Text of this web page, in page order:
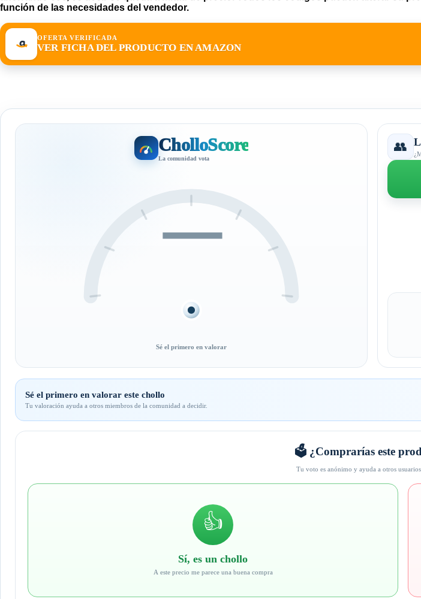
función de las necesidades del vendedor.
OFERTA VERIFICADA
VER FICHA DEL PRODUCTO EN AMAZON
CholloScore
La comunidad vota
—
Sé el primero en valorar
👥
Sé el primero en valorar este chollo
Tu valoración ayuda a otros miembros de la comunidad a decidir.
🗳️ ¿Comprarías este
Tu voto es anónimo y ayuda a otros
👍
Sí, es un chollo
A este precio me parece una buena compra